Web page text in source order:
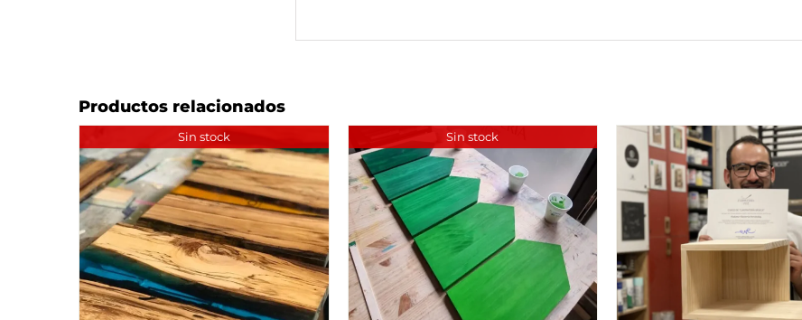
Productos relacionados
Sin stock Sin stock